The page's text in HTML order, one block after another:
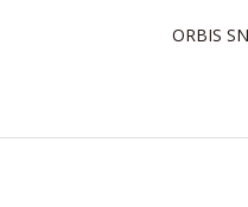
ORBIS